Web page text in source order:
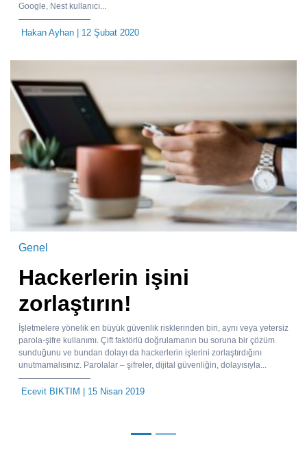
Google, Nest kullanıcı...
Hakan Ayhan | 12 Şubat 2020
Genel
Hackerlerin işini
zorlaştırın!
İşletmelere yönelik en büyük güvenlik risklerinden biri, aynı veya yetersiz
parola-şifre kullanımı. Çift faktörlü doğrulamanın bu soruna bir çözüm
sunduğunu ve bundan dolayı da hackerlerin işlerini zorlaştırdığını
unutmamalısınız. Parolalar – şifreler, dijital güvenliğin, dolayısıyla...
Ecevit BIKTIM | 15 Nisan 2019